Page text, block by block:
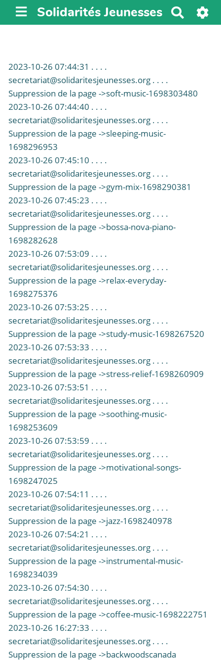
Solidarités Jeunesses
e
h
2023-10-26 07:44:31 . . . .
secretariat@solidaritesjeunesses.org . . . .
Suppression de la page ->soft-music-1698303480
2023-10-26 07:44:40 . . . .
secretariat@solidaritesjeunesses.org . . . .
Suppression de la page ->sleeping-music-
1698296953
2023-10-26 07:45:10 . . . .
secretariat@solidaritesjeunesses.org . . . .
Suppression de la page ->gym-mix-1698290381
2023-10-26 07:45:23 . . . .
secretariat@solidaritesjeunesses.org . . . .
Suppression de la page ->bossa-nova-piano-
1698282628
2023-10-26 07:53:09 . . . .
secretariat@solidaritesjeunesses.org . . . .
Suppression de la page ->relax-everyday-
1698275376
2023-10-26 07:53:25 . . . .
secretariat@solidaritesjeunesses.org . . . .
Suppression de la page ->study-music-1698267520
2023-10-26 07:53:33 . . . .
secretariat@solidaritesjeunesses.org . . . .
Suppression de la page ->stress-relief-1698260909
2023-10-26 07:53:51 . . . .
secretariat@solidaritesjeunesses.org . . . .
Suppression de la page ->soothing-music-
1698253609
2023-10-26 07:53:59 . . . .
secretariat@solidaritesjeunesses.org . . . .
Suppression de la page ->motivational-songs-
1698247025
2023-10-26 07:54:11 . . . .
secretariat@solidaritesjeunesses.org . . . .
Suppression de la page ->jazz-1698240978
2023-10-26 07:54:21 . . . .
secretariat@solidaritesjeunesses.org . . . .
Suppression de la page ->instrumental-music-
1698234039
2023-10-26 07:54:30 . . . .
secretariat@solidaritesjeunesses.org . . . .
Suppression de la page ->coffee-music-1698222751
2023-10-26 16:27:33 . . . .
secretariat@solidaritesjeunesses.org . . . .
Suppression de la page ->backwoodscanada